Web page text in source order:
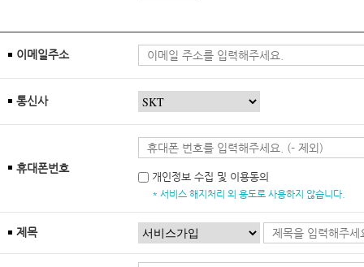
이메일주소
통신사
휴대폰번호
개인정보 수집 및 이용동의
* 서비스 해지처리 외 용도로 사용하지 않습니다.
제목